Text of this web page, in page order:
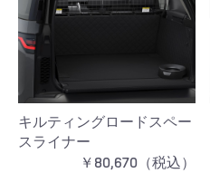
キルティングロードスペー
スライナー
￥80,670（税込）